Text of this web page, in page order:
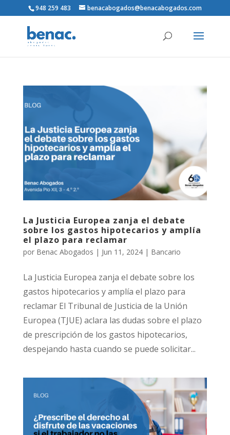
948 259 483 benacabogados@benacabogados.com
La Justicia Europea zanja el debate
sobre los gastos hipotecarios y amplía
el plazo para reclamar
por Benac Abogados | Jun 11, 2024| Bancario
La Justicia Europea zanja el debate sobre los
gastos hipotecarios y amplía el plazo para
reclamar El Tribunal de Justicia de la Unión
Europea (TJUE) aclara las dudas sobre el plazo
de prescripción de los gastos hipotecarios,
despejando hasta cuando se puede solicitar...